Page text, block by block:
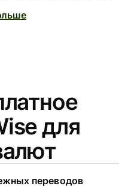
для
переводов